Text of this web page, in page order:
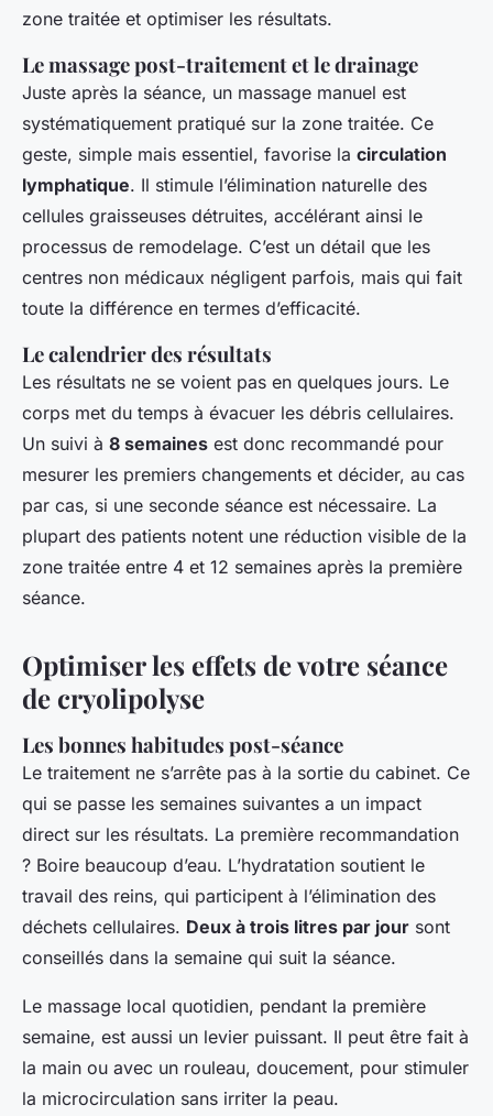
zone traitée et optimiser les résultats.
Le massage post-traitement et le drainage
Juste après la séance, un massage manuel est
systématiquement pratiqué sur la zone traitée. Ce
geste, simple mais essentiel, favorise la circulation
lymphatique. Il stimule l’élimination naturelle des
cellules graisseuses détruites, accélérant ainsi le
processus de remodelage. C’est un détail que les
centres non médicaux négligent parfois, mais qui fait
toute la différence en termes d’efficacité.
Le calendrier des résultats
Les résultats ne se voient pas en quelques jours. Le
corps met du temps à évacuer les débris cellulaires.
Un suivi à 8 semaines est donc recommandé pour
mesurer les premiers changements et décider, au cas
par cas, si une seconde séance est nécessaire. La
plupart des patients notent une réduction visible de la
zone traitée entre 4 et 12 semaines après la première
séance.
Optimiser les effets de votre séance
de cryolipolyse
Les bonnes habitudes post-séance
Le traitement ne s’arrête pas à la sortie du cabinet. Ce
qui se passe les semaines suivantes a un impact
direct sur les résultats. La première recommandation
? Boire beaucoup d’eau. L’hydratation soutient le
travail des reins, qui participent à l’élimination des
déchets cellulaires. Deux à trois litres par jour sont
conseillés dans la semaine qui suit la séance.
Le massage local quotidien, pendant la première
semaine, est aussi un levier puissant. Il peut être fait à
la main ou avec un rouleau, doucement, pour stimuler
la microcirculation sans irriter la peau.